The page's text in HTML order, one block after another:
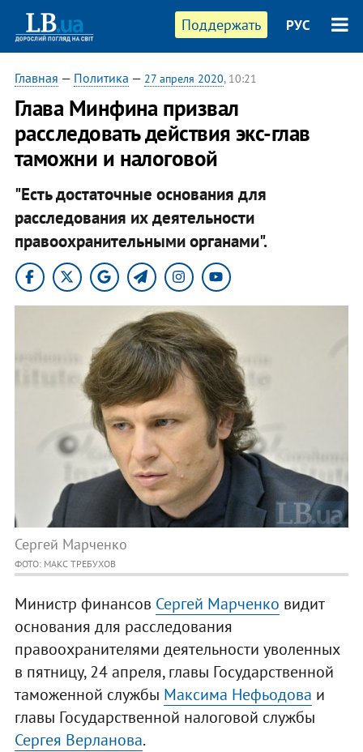
Поддержать РУС
Главная — Политика — 27 апреля 2020, 10:21
​Глава Минфина призвал
расследовать действия экс-глав
таможни и налоговой
"Есть достаточные основания для
расследования их деятельности
правоохранительными органами".
Сергей Марченко
ФОТО: МАКС ТРЕБУХОВ
Министр финансов Сергей Марченко видит
основания для расследования
правоохранителями деятельности уволенных
в пятницу, 24 апреля, главы Государственной
таможенной службы Максима Нефьодова и
главы Государственной налоговой службы
Сергея Верланова.